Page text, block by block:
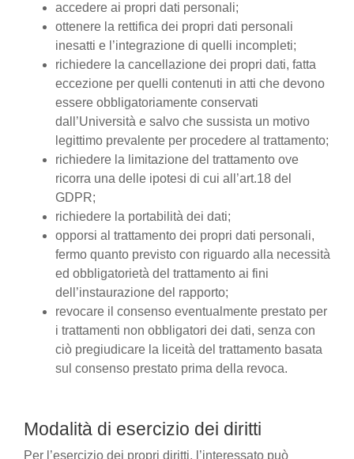
accedere ai propri dati personali;
ottenere la rettifica dei propri dati personali
inesatti e l’integrazione di quelli incompleti;
richiedere la cancellazione dei propri dati, fatta
eccezione per quelli contenuti in atti che devono
essere obbligatoriamente conservati
dall’Università e salvo che sussista un motivo
legittimo prevalente per procedere al trattamento;
richiedere la limitazione del trattamento ove
ricorra una delle ipotesi di cui all’art.18 del
GDPR;
richiedere la portabilità dei dati;
opporsi al trattamento dei propri dati personali,
fermo quanto previsto con riguardo alla necessità
ed obbligatorietà del trattamento ai fini
dell’instaurazione del rapporto;
revocare il consenso eventualmente prestato per
i trattamenti non obbligatori dei dati, senza con
ciò pregiudicare la liceità del trattamento basata
sul consenso prestato prima della revoca.
Modalità di esercizio dei diritti
Per l’esercizio dei propri diritti, l’interessato può